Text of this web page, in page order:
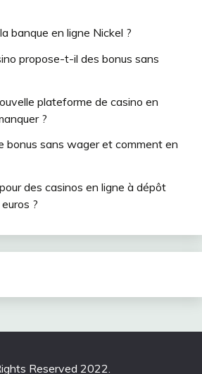
banque en ligne Nickel ?
propose-t-il des bonus sans
plateforme de casino en
?
bonus sans wager et comment en
des casinos en ligne à dépôt
?
Reserved 2022.